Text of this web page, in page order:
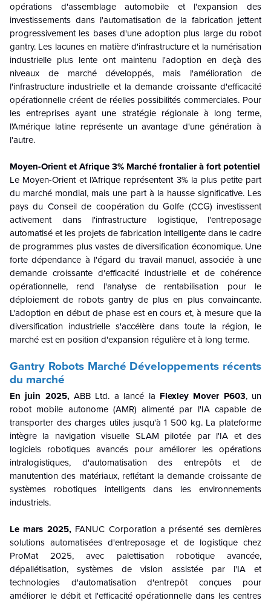
opérations d'assemblage automobile et l'expansion des
investissements dans l'automatisation de la fabrication jettent
progressivement les bases d'une adoption plus large du robot
gantry. Les lacunes en matière d'infrastructure et la numérisation
industrielle plus lente ont maintenu l'adoption en deçà des
niveaux de marché développés, mais l'amélioration de
l'infrastructure industrielle et la demande croissante d'efficacité
opérationnelle créent de réelles possibilités commerciales. Pour
les entreprises ayant une stratégie régionale à long terme,
l'Amérique latine représente un avantage d'une génération à
l'autre.
Moyen-Orient et Afrique 3% Marché frontalier à fort potentiel
Le Moyen-Orient et l'Afrique représentent 3% la plus petite part
du marché mondial, mais une part à la hausse significative. Les
pays du Conseil de coopération du Golfe (CCG) investissent
activement dans l'infrastructure logistique, l'entreposage
automatisé et les projets de fabrication intelligente dans le cadre
de programmes plus vastes de diversification économique. Une
forte dépendance à l'égard du travail manuel, associée à une
demande croissante d'efficacité industrielle et de cohérence
opérationnelle, rend l'analyse de rentabilisation pour le
déploiement de robots gantry de plus en plus convaincante.
L'adoption en début de phase est en cours et, à mesure que la
diversification industrielle s'accélère dans toute la région, le
marché est en position d'expansion régulière et à long terme.
Gantry Robots Marché Développements récents
du marché
En juin 2025,ABB Ltd. a lancé la Flexley Mover P603, un
robot mobile autonome (AMR) alimenté par l'IA capable de
transporter des charges utiles jusqu'à 1 500 kg. La plateforme
intègre la navigation visuelle SLAM pilotée par l'IA et des
logiciels robotiques avancés pour améliorer les opérations
intralogistiques, d'automatisation des entrepôts et de
manutention des matériaux, reflétant la demande croissante de
systèmes robotiques intelligents dans les environnements
industriels.
Le mars 2025,FANUC Corporation a présenté ses dernières
solutions automatisées d'entreposage et de logistique chez
ProMat 2025, avec palettisation robotique avancée,
dépallétisation, systèmes de vision assistée par l'IA et
technologies d'automatisation d'entrepôt conçues pour
améliorer le débit et l'efficacité opérationnelle dans les centres